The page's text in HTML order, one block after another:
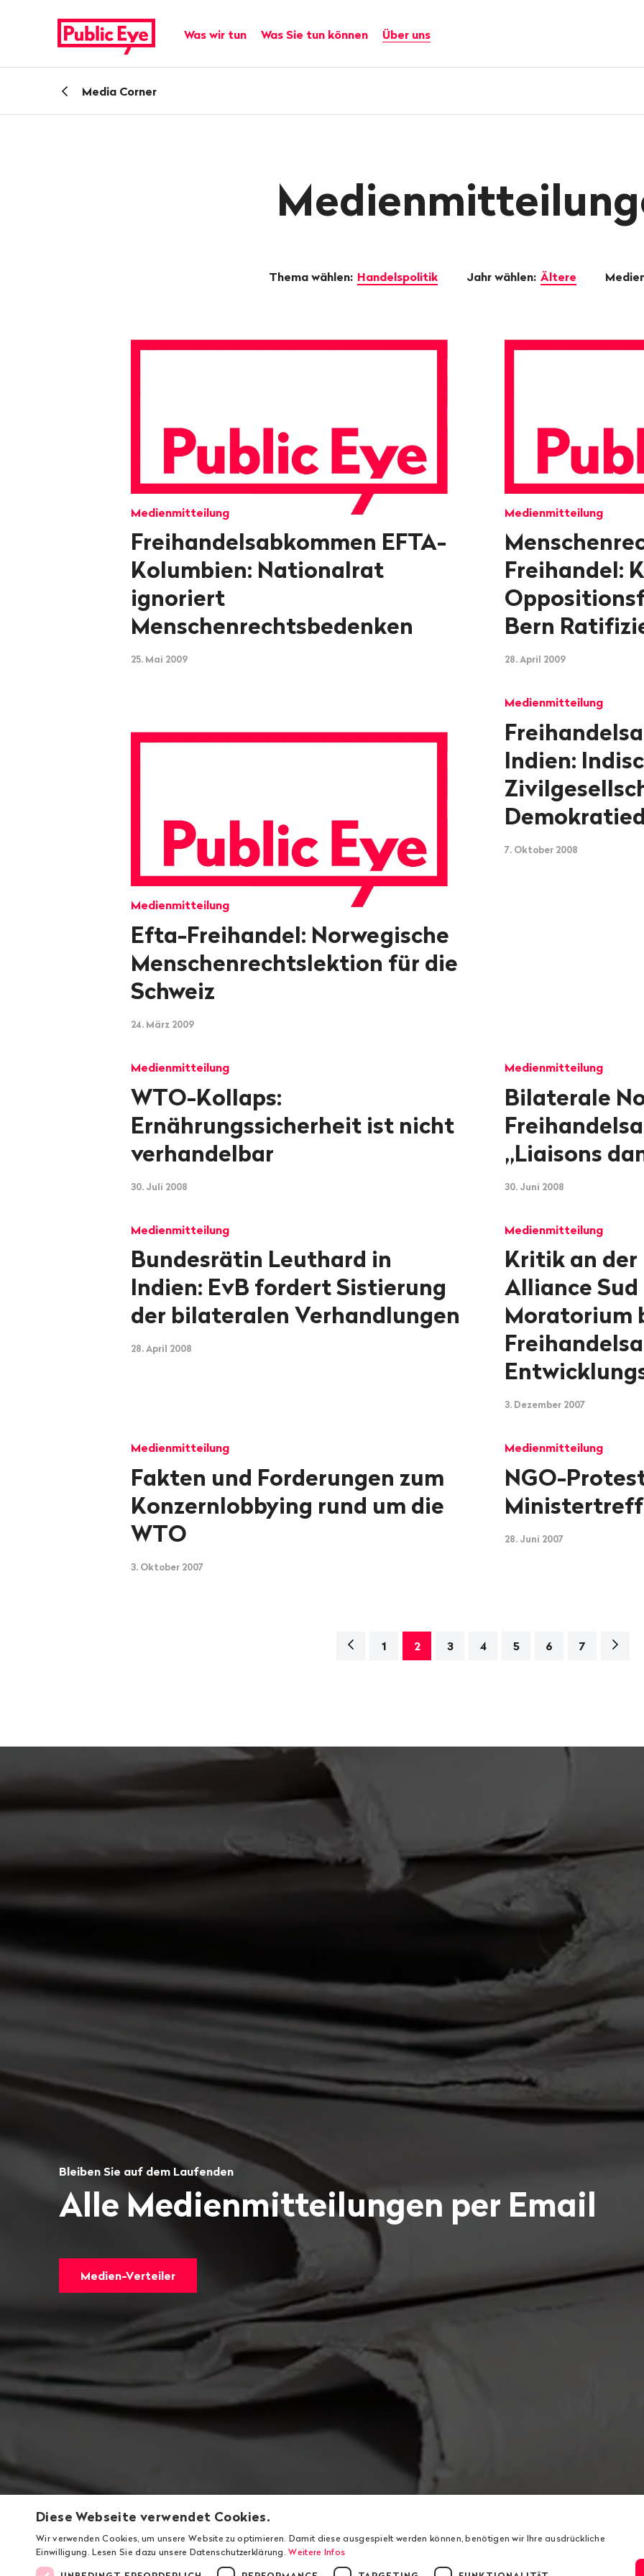
publiceye.ch
Hauptnavigation
Was wir tun Was Sie tun können Über uns
ZurückMedia Corner
Thema wählen: Handelspolitik Jahr wählen: Ältere
Medienmitteilung
Freihandelsabkommen EFTA-
Kolumbien: Nationalrat
ignoriert
Menschenrechtsbedenken
25. Mai 2009
Medienmitteilung
Freihandel:
Bern
28. April 2009
Medienmitteilung
Efta-Freihandel: Norwegische
Menschenrechtslektion für die
Schweiz
24. März 2009
Medienmitteilung
Indien:
7. Oktober 2008
Medienmitteilung
WTO-Kollaps:
Ernährungssicherheit ist nicht
verhandelbar
30. Juli 2008
Medienmitteilung
Bilaterale
„Liaisons
30. Juni 2008
Medienmitteilung
Bundesrätin Leuthard in
Indien: EvB fordert Sistierung
der bilateralen Verhandlungen
28. April 2008
Medienmitteilung
Kritik an der
Alliance
Moratorium
3. Dezember 2007
Medienmitteilung
Fakten und Forderungen zum
Konzernlobbying rund um die
WTO
3. Oktober 2007
Medienmitteilung
NGO-
28. Juni 2007
Navigation
1 2 3 4 5 6 7
Bleiben Sie auf dem Laufenden
Alle Medienmitteilungen per Email
Medien-Verteiler
Diese Webseite verwendet Cookies.
Wir verwenden Cookies, um unsere Website zu optimieren. Damit diese ausgespielt werden können, benötigen wir Ihre ausdrückliche
Einwilligung. Lesen Sie dazu unsere Datenschutzerklärung. Weitere Infos